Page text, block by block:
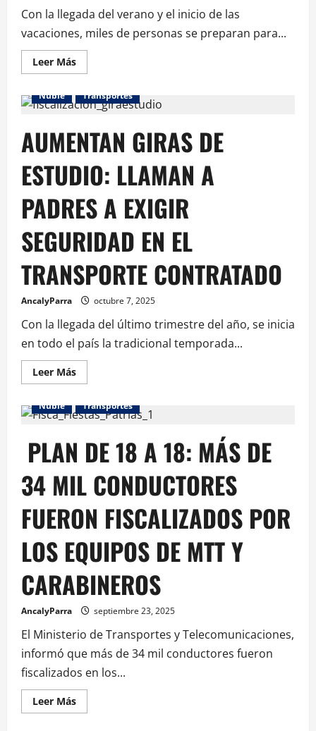
Con la llegada del verano y el inicio de las
vacaciones, miles de personas se preparan para...
Leer Más
Ñuble Transportes
AUMENTAN GIRAS DE
ESTUDIO: LLAMAN A
PADRES A EXIGIR
SEGURIDAD EN EL
TRANSPORTE CONTRATADO
AncalyParra octubre 7, 2025
Con la llegada del último trimestre del año, se inicia
en todo el país la tradicional temporada...
Leer Más
Ñuble Transportes
PLAN DE 18 A 18: MÁS DE
34 MIL CONDUCTORES
FUERON FISCALIZADOS POR
LOS EQUIPOS DE MTT Y
CARABINEROS
AncalyParra septiembre 23, 2025
El Ministerio de Transportes y Telecomunicaciones,
informó que más de 34 mil conductores fueron
fiscalizados en los...
Leer Más